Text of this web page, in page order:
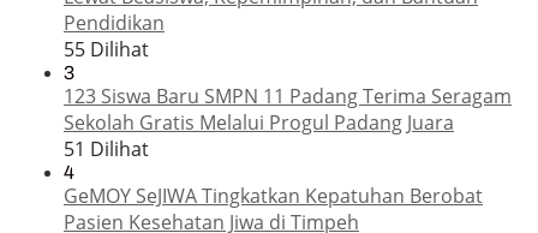
Pendidikan
55 Dilihat
3
123 Siswa Baru SMPN 11 Padang Terima Seragam
Sekolah Gratis Melalui Progul Padang Juara
51 Dilihat
4
GeMOY SeJIWA Tingkatkan Kepatuhan Berobat
Pasien Kesehatan Jiwa di Timpeh